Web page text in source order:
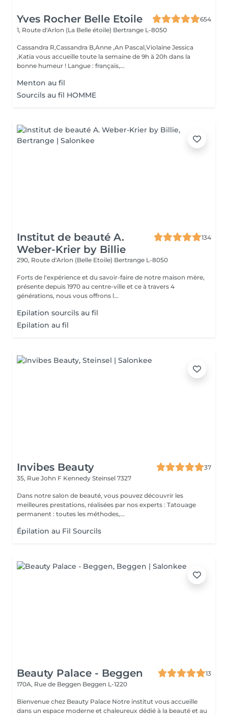
Yves Rocher Belle Etoile
654
1, Route d'Arlon (La Belle étoile) Bertrange L-8050
Cassandra R,Cassandra B,Anne ,An Pascal,Violaine Jessica
,Katia vous accueille toute la semaine de 9h à 20h dans la
bonne humeur ! Langue : français,...
Menton au fil
Sourcils au fil HOMME
Institut de beauté A.
Weber-Krier by Billie
134
290, Route d'Arlon (Belle Etoile) Bertrange L-8050
Forts de l'expérience et du savoir-faire de notre maison mère,
présente depuis 1970 au centre-ville et ce à travers 4
générations, nous vous offrons l...
Epilation sourcils au fil
Epilation au fil
Invibes Beauty
37
35, Rue John F Kennedy Steinsel 7327
Dans notre salon de beauté, vous pouvez découvrir les
meilleures prestations, réalisées par nos experts : Tatouage
permanent : toutes les méthodes,...
Épilation au Fil Sourcils
Beauty Palace - Beggen
13
170A, Rue de Beggen Beggen L-1220
Bienvenue chez Beauty Palace Notre institut vous accueille
dans un espace moderne et chaleureux dédié à la beauté et au